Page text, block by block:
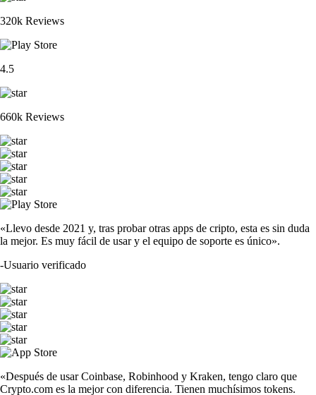
320k Reviews
4.5
660k Reviews
«Llevo desde 2021 y, tras probar otras apps de cripto, esta es sin duda
la mejor. Es muy fácil de usar y el equipo de soporte es único».
-Usuario verificado
«Después de usar Coinbase, Robinhood y Kraken, tengo claro que
Crypto.com es la mejor con diferencia. Tienen muchísimos tokens.